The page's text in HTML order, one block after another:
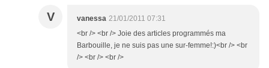
V vanessa 21/01/2011 07:31
<br /> <br /> Joie des articles programmés ma
Barbouille, je ne suis pas une sur-femme!:)<br /> <br
/> <br /> <br />